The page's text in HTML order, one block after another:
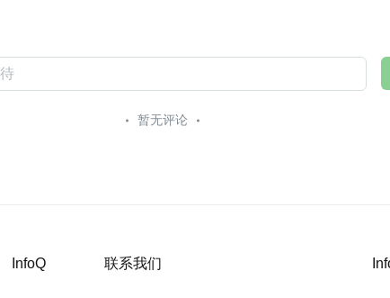
暂无评论
InfoQ 联系我们